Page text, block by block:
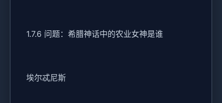
1.7.6 问题：希腊神话中的农业女神是谁
埃尔忒尼斯